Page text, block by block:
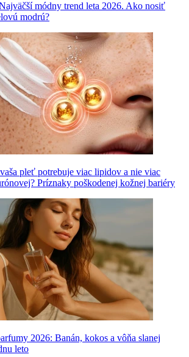
módny trend leta 2026. Ako nosiť
modrú?
pleť potrebuje viac lipidov a nie viac
Príznaky poškodenej kožnej bariéry
2026: Banán, kokos a vôňa slanej
leto